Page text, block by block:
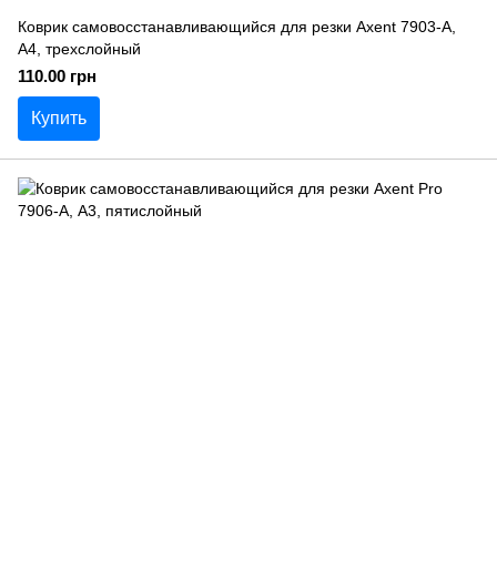
Коврик самовосстанавливающийся для резки Axent 7903-A,
А4, трехслойный
110.00 грн
Купить